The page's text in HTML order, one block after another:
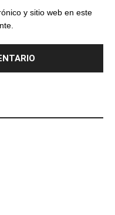
y sitio web en este